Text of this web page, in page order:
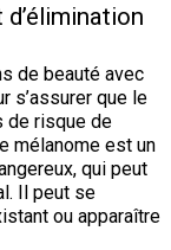
de beauté avec
s’assurer que le
de risque de
mélanome est un
qui peut
Il peut se
ou apparaître